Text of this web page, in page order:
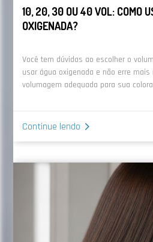
10, 20, 30 OU 40 VOL: COMO
OXIGENADA?
Você tem dúvidas ao escolher o
usar água oxigenada e não erre
volumagem adequada para sua
Continue lendo